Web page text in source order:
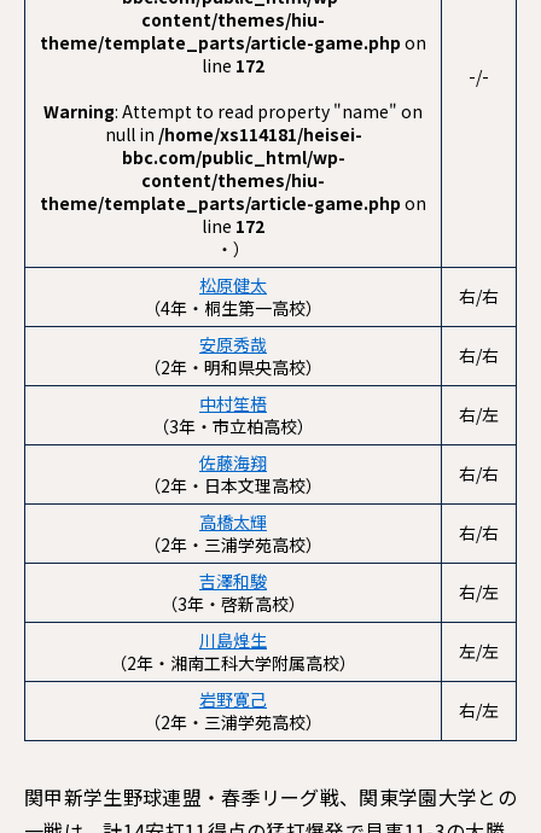
content/themes/hiu-
theme/template_parts/article-game.php on
line 172
Warning: Attempt to read property "name" on
null in /home/xs114181/heisei-
bbc.com/public_html/wp-
content/themes/hiu-
theme/template_parts/article-game.php on
line 172
・）
-/-
松原健太
（4年・桐生第一高校）
右/右
安原秀哉
（2年・明和県央高校）
右/右
中村笙梧
（3年・市立柏高校）
右/左
佐藤海翔
（2年・日本文理高校）
右/右
高橋太輝
（2年・三浦学苑高校）
右/右
吉澤和駿
（3年・啓新高校）
右/左
川島煌生
（2年・湘南工科大学附属高校）
左/左
岩野寛己
（2年・三浦学苑高校）
右/左
関甲新学生野球連盟・春季リーグ戦、関東学園大学との